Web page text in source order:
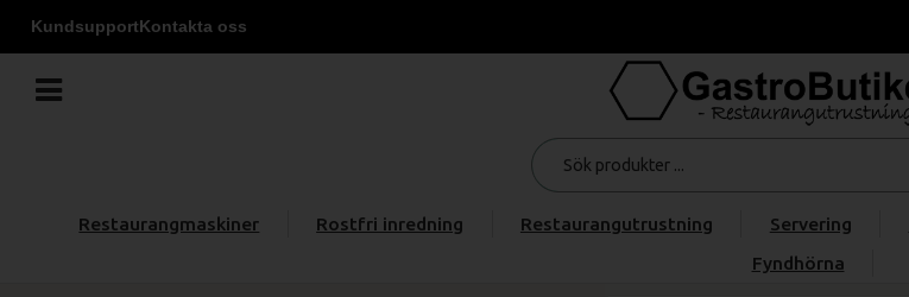
KundsupportKontakta oss
Restaurangmaskiner Rostfri inredning Restaurangutrustning Servering
Fyndhörna